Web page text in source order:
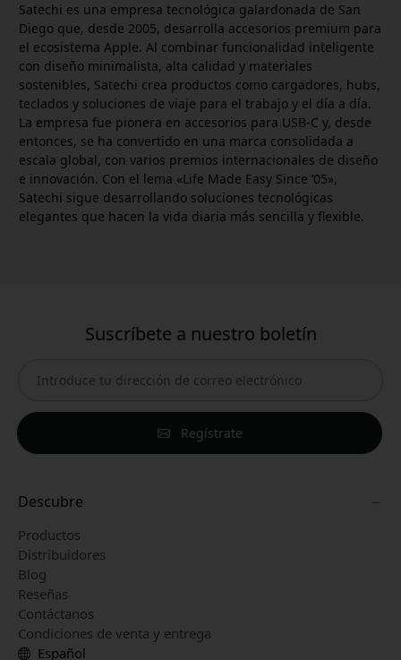
Satechi es una empresa tecnológica galardonada de San
Diego que, desde 2005, desarrolla accesorios premium para
el ecosistema Apple. Al combinar funcionalidad inteligente
con diseño minimalista, alta calidad y materiales
sostenibles, Satechi crea productos como cargadores, hubs,
teclados y soluciones de viaje para el trabajo y el día a día.
La empresa fue pionera en accesorios para USB-C y, desde
entonces, se ha convertido en una marca consolidada a
escala global, con varios premios internacionales de diseño
e innovación. Con el lema «Life Made Easy Since ’05»,
Satechi sigue desarrollando soluciones tecnológicas
elegantes que hacen la vida diaria más sencilla y flexible.
Suscríbete a nuestro boletín
Regístrate
Descubre
Productos
Distribuidores
Blog
Reseñas
Contáctanos
Condiciones de venta y entrega
Español